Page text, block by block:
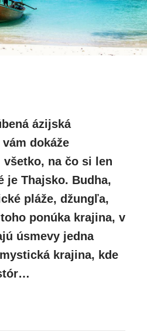
záhrady, výhľad do
kombinovaná obývacia
postieľka: bez príplatku,
rezervácia nie je nutná,
ovládateľné, centrálne
doska, Kávovar,
za poplatok, Telefón,
za poplatok, TV: Flatscreen,
Welle, Satelitná
stanica pre iPod, Vaňa, WC ,
balkón alebo terasa: s
ázijská
dokáže
na čo si len
je Thajsko. Budha,
pláže, džungľa,
ponúka krajina, v
úsmevy jedna
krajina, kde